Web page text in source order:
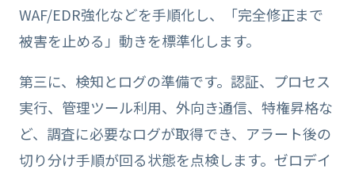
WAF/EDR強化などを手順化し、「完全修正まで
被害を止める」動きを標準化します。
第三に、検知とログの準備です。認証、プロセス
実行、管理ツール利用、外向き通信、特権昇格な
ど、調査に必要なログが取得でき、アラート後の
切り分け手順が回る状態を点検します。ゼロデイ